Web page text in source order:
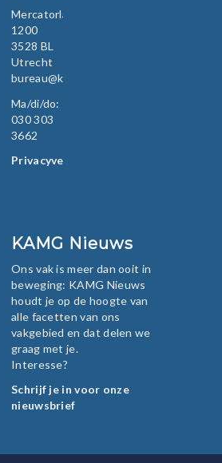
Mercatorlaan
1200
3528 BL
Utrecht
bureau@kamg.nl
Ma/di/do:
030 303
3662
Privacyverklaring
KAMG Nieuws
Ons vak is meer dan ooit in
beweging: KAMG Nieuws
houdt je op de hoogte van
alle facetten van ons
vakgebied en dat delen we
graag met je.
Interesse?
Schrijf je in voor onze
nieuwsbrief